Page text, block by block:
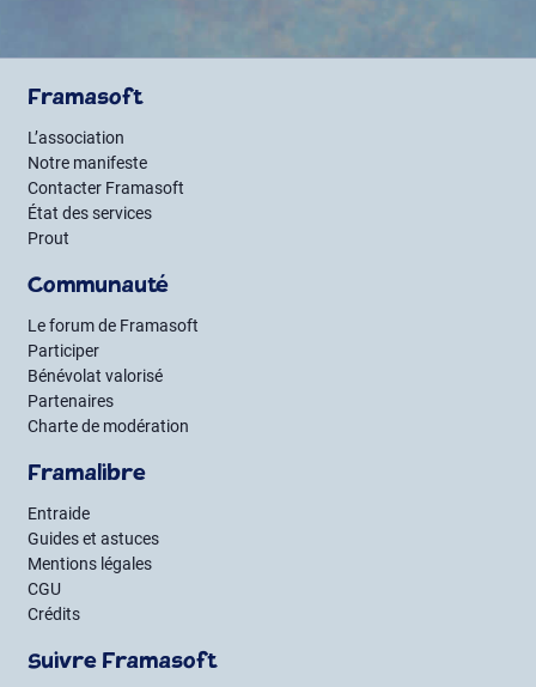
Framasoft
L’association
Notre manifeste
Contacter Framasoft
État des services
Prout
Communauté
Le forum de Framasoft
Participer
Bénévolat valorisé
Partenaires
Charte de modération
Framalibre
Entraide
Guides et astuces
Mentions légales
CGU
Crédits
Suivre Framasoft